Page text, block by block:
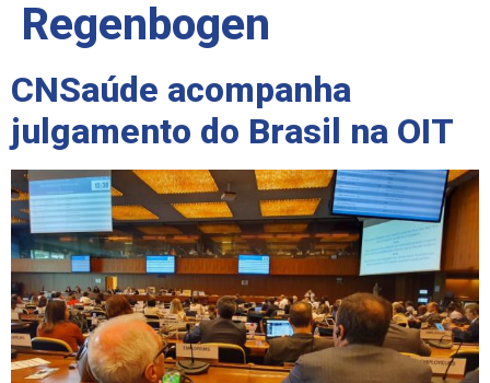
Regenbogen
CNSaúde acompanha
julgamento do Brasil na OIT